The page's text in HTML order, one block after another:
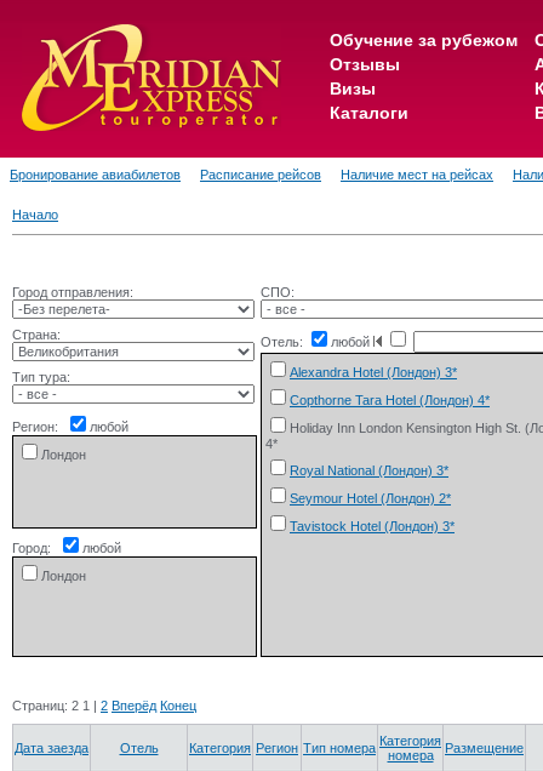
Обучение за рубежом
Отзывы
Визы
Каталоги
Бронирование авиабилетов Расписание рейсов Наличие мест на рейсах
Начало
Город отправления:
Страна:
Тип тура:
Регион:
любой
Лондон
Город:
любой
Лондон
СПО:
Отель: любой
Alexandra Hotel (Лондон) 3*
Copthorne Tara Hotel (Лондон) 4*
Holiday Inn London Kensington High St.
4*
Royal National (Лондон) 3*
Seymour Hotel (Лондон) 2*
Tavistock Hotel (Лондон) 3*
Страниц: 2 1 | 2 Вперёд Конец
Дата заезда Отель Категория Регион Тип номера Категория
номера
Размещение